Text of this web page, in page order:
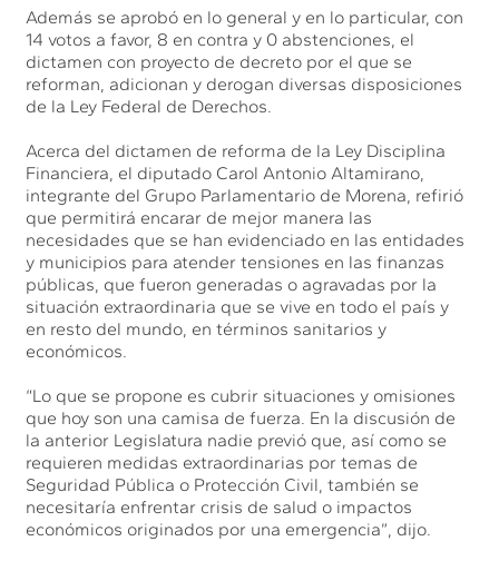
Además se aprobó en lo general y en lo particular, con
14 votos a favor, 8 en contra y 0 abstenciones, el
dictamen con proyecto de decreto por el que se
reforman, adicionan y derogan diversas disposiciones
de la Ley Federal de Derechos.
Acerca del dictamen de reforma de la Ley Disciplina
Financiera, el diputado Carol Antonio Altamirano,
integrante del Grupo Parlamentario de Morena, refirió
que permitirá encarar de mejor manera las
necesidades que se han evidenciado en las entidades
y municipios para atender tensiones en las finanzas
públicas, que fueron generadas o agravadas por la
situación extraordinaria que se vive en todo el país y
en resto del mundo, en términos sanitarios y
económicos.
“Lo que se propone es cubrir situaciones y omisiones
que hoy son una camisa de fuerza. En la discusión de
la anterior Legislatura nadie previó que, así como se
requieren medidas extraordinarias por temas de
Seguridad Pública o Protección Civil, también se
necesitaría enfrentar crisis de salud o impactos
económicos originados por una emergencia”, dijo.